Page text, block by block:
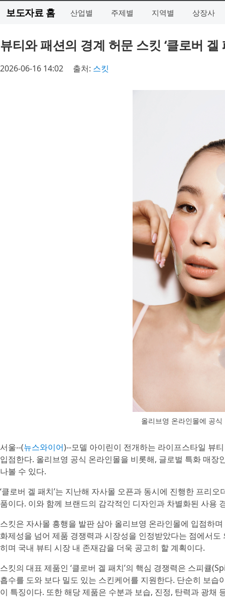
보도자료 홈 산업별 주제별 지역별 상장사
뷰티와 패션의 경계 허문 스킷 ‘클로버
2026-06-16 14:02 출처: 스킷
올리브영 온라인몰에 공식
서울--(뉴스와이어)--모델 아이린이 전개하는 라이프스타일 뷰
입점한다. 올리브영 공식 온라인몰을 비롯해, 글로벌 특화 매
나볼 수 있다.
‘클로버 겔 패치’는 지난해 자사몰 오픈과 동시에 진행한 프리
품이다. 이와 함께 브랜드의 감각적인 디자인과 차별화된 사용
스킷은 자사몰 흥행을 발판 삼아 올리브영 온라인몰에 입점하
화제성을 넘어 제품 경쟁력과 시장성을 인정받았다는 점에서
히며 국내 뷰티 시장 내 존재감을 더욱 공고히 할 계획이다.
스킷의 대표 제품인 ‘클로버 겔 패치’의 핵심 경쟁력은 스피큘
흡수를 도와 보다 밀도 있는 스킨케어를 지원한다. 단순히 보
이 특징이다. 또한 해당 제품은 수분과 보습, 진정, 탄력과 광채